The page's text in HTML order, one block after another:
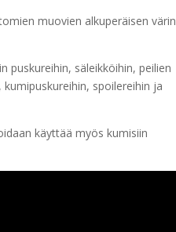
muovien alkuperäisen värin
puskureihin, säleikköihin, peilien
spoilereihin ja
käyttää myös kumisiin